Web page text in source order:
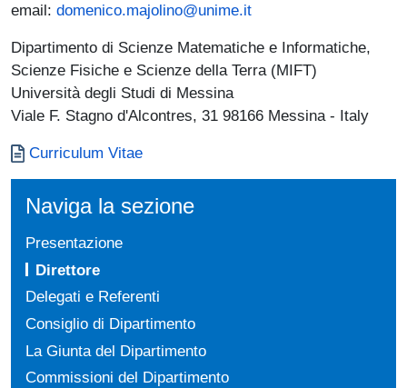
email: domenico.majolino@unime.it
Dipartimento di Scienze Matematiche e Informatiche,
Scienze Fisiche e Scienze della Terra (MIFT)
Università degli Studi di Messina
Viale F. Stagno d'Alcontres, 31 98166 Messina - Italy
Documento
Curriculum Vitae
Naviga la sezione
Presentazione
Direttore
Delegati e Referenti
Consiglio di Dipartimento
La Giunta del Dipartimento
Commissioni del Dipartimento